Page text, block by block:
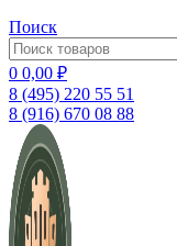
Поиск
0 0,00 ₽
8 (495) 220 55 51
8 (916) 670 08 88